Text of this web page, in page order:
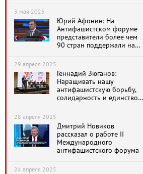
3 мая 2025
Юрий Афонин: На
Антифашистском форуме
представители более чем
90 стран поддержали нашу
29 апреля 2025
Геннадий Зюганов:
Наращивать нашу
антифашистскую борьбу,
солидарность и единство
28 апреля 2025
Дмитрий Новиков
рассказал о работе II
Международного
антифашистского форума
24 апреля 2025